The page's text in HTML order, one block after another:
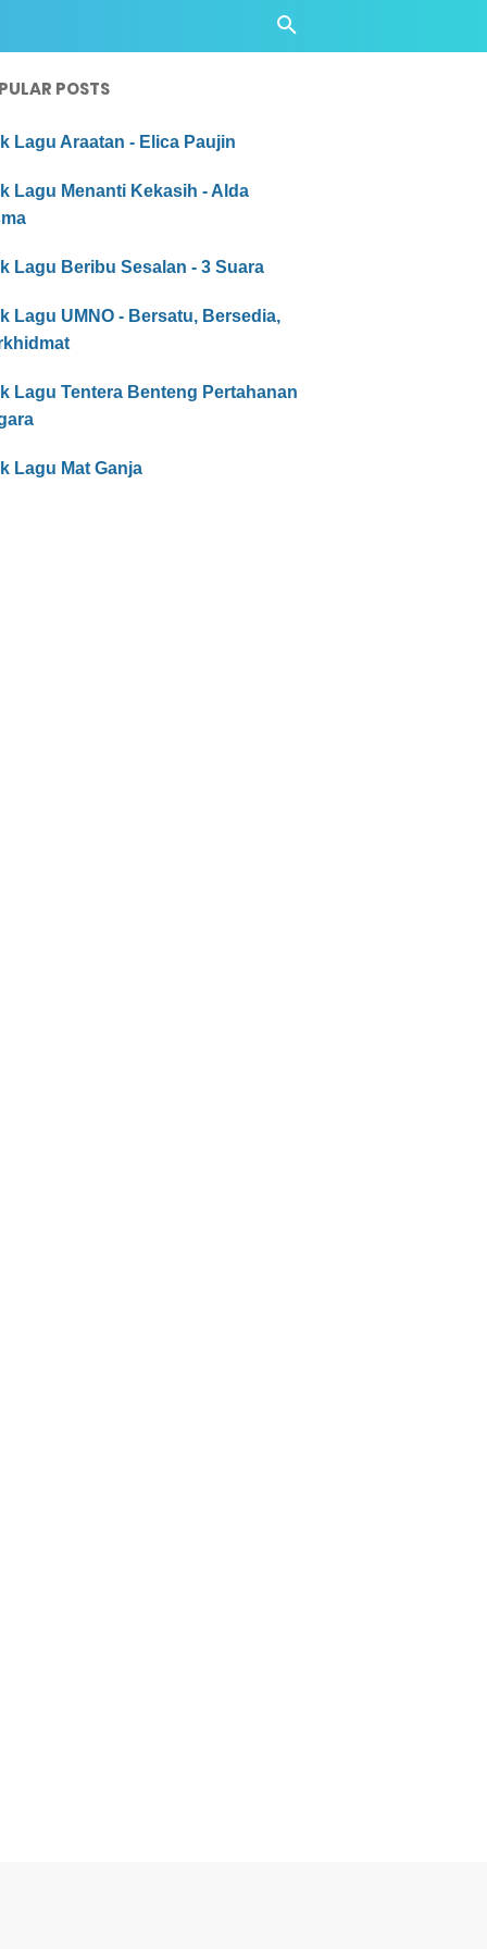
POSTS
Lagu Araatan - Elica Paujin
Lagu Menanti Kekasih - Alda
Lagu Beribu Sesalan - 3 Suara
Lagu UMNO - Bersatu, Bersedia,
Lagu Tentera Benteng Pertahanan
Lagu Mat Ganja